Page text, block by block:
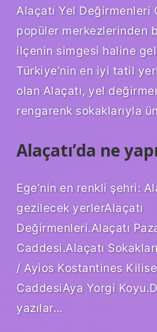
Alaçatı Yel Değirmenleri
popüler merkezlerinden
ilçenin simgesi haline
Türkiye’nin en iyi tatil
olan Alaçatı, yel
rengarenk sokaklarıyla
Alaçatı’da ne
Ege’nin en renkli şehri:
gezilecek yerlerAlaçatı
Değirmenleri.Alaçatı
Caddesi.Alaçatı
/ Ayios Kostantines
CaddesiAya Yorgi
yazılar…